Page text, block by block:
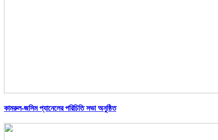
কামরুল-জসিম প্যানেলের পরিচিতি সভা অনুষ্ঠিত